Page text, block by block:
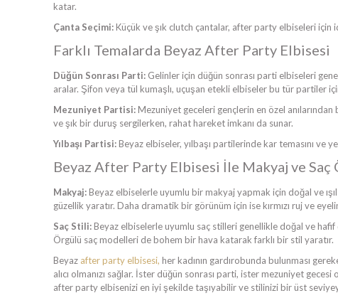
katar.
Çanta Seçimi:Küçük ve şık clutch çantalar, after party elbiseleri için
Farklı Temalarda Beyaz After Party Elbisesi
Düğün Sonrası Parti: Gelinler için düğün sonrası parti elbiseleri
aralar. Şifon veya tül kumaşlı, uçuşan etekli elbiseler bu tür partiler
Mezuniyet Partisi:Mezuniyet geceleri gençlerin en özel
ve şık bir duruş sergilerken, rahat hareket imkanı da sunar.
Yılbaşı Partisi:Beyaz elbiseler, yılbaşı partilerinde kar temasını ve
Beyaz After Party Elbisesi İle Makyaj ve Saç
Makyaj:Beyaz elbiselerle uyumlu bir makyaj yapmak için doğal ve
güzellik yaratır. Daha dramatik bir görünüm için ise kırmızı ruj ve
Saç Stili:Beyaz elbiselerle uyumlu saç stilleri genellikle doğal ve hafif
Örgülü saç modelleri de bohem bir hava katarak farklı bir stil yaratır.
Beyaz after party elbisesi, her kadının gardırobunda bulunması
alıcı olmanızı sağlar. İster düğün sonrası parti, ister mezuniyet
after party elbisenizi en iyi şekilde taşıyabilir ve stilinizi bir üst